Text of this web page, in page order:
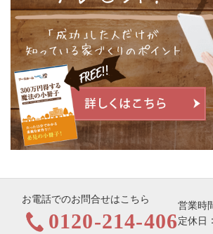
お電話でのお問合せはこちら
0120-214-406
営業時
定休日